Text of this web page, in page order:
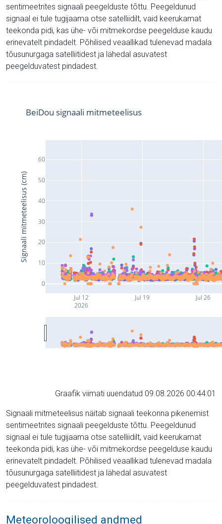
sentimeetrites signaali peegelduste tõttu. Peegeldunud
signaal ei tule tugijaama otse satelliidilt, vaid keerukamat
teekonda pidi, kas ühe- või mitmekordse peegelduse kaudu
erinevatelt pindadelt. Põhilised veaallikad tulenevad madala
tõusunurgaga satelliitidest ja lähedal asuvatest
peegelduvatest pindadest.
Jul 12
2026
Jul 19 Jul 26
0
10
20
30
40
50
60
BeiDou signaali mitmeteelisus
Signaali mitmeteelisus (cm)
Graafik viimati uuendatud 09.08.2026 00:44:01
Signaali mitmeteelisus näitab signaali teekonna pikenemist
sentimeetrites signaali peegelduste tõttu. Peegeldunud
signaal ei tule tugijaama otse satelliidilt, vaid keerukamat
teekonda pidi, kas ühe- või mitmekordse peegelduse kaudu
erinevatelt pindadelt. Põhilised veaallikad tulenevad madala
tõusunurgaga satelliitidest ja lähedal asuvatest
peegelduvatest pindadest.
Meteoroloogilised andmed